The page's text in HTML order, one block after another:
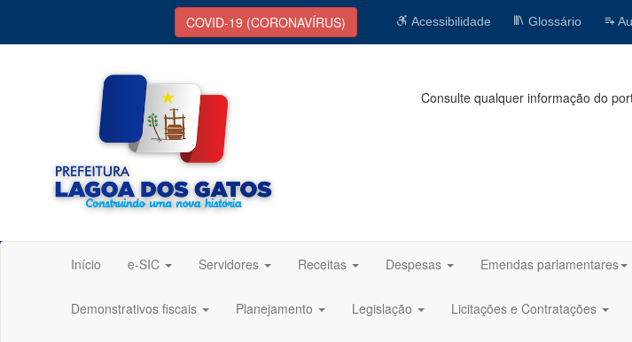
COVID-19 (CORONAVÍRUS) Acessibilidade Glossário
Consulte qualquer informação do
Início e-SIC Servidores Receitas Despesas Emendas parlamentares
Demonstrativos fiscais Planejamento Legislação Licitações e Contratações